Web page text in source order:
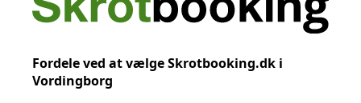
Fordele ved at vælge Skrotbooking.dk i
Vordingborg